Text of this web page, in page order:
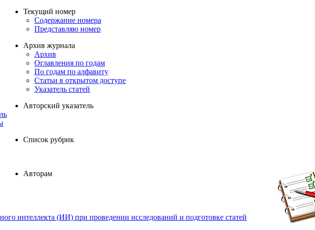
Текущий номер
Содержание номера
Представляю номер
Архив журнала
Архив
Оглавления по годам
По годам по алфавиту
Статьи в открытом доступе
Указатель статей
Авторский указатель
Список рубрик
Авторам
интеллекта (ИИ) при проведении исследований и подготовке статей